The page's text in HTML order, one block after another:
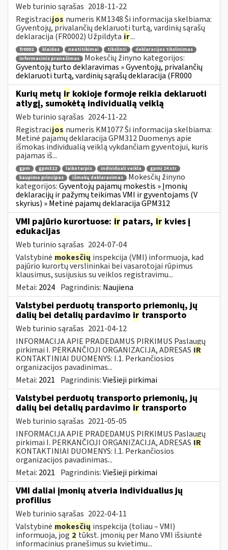
Web turinio sąrašas 2018-11-22
Registracijos numeris KM1348 Ši informacija skelbiama:
Gyventojų, privalančių deklaruoti turtą, vardinių sąrašų
deklaracija (FR0002) Užpildyta ir...
fr0002 klaidos neatitikimai tikslinti
deklaracijos tikslinimas
informacinis pranešimas
Mokesčių žinyno kategorijos:
Gyventojų turto deklaravimas » Gyventojų, privalančių
deklaruoti turtą, vardinių sąrašų deklaracija (FR000
Kurių metų ir kokioje formoje reikia deklaruoti
atlygį, sumokėtą individualią veiklą
Web turinio sąrašas 2024-11-22
Registracijos numeris KM1077 Ši informacija skelbiama:
Metinė pajamų deklaracija GPM312 Duomenys apie
išmokas individualią veiklą vykdančiam gyventojui, kuris
pajamas iš...
gpm gpm312 laikotarpis individuali veikla
gpmį 24 str
kaupimo principas
išmokų deklaravimas
Mokesčių žinyno
kategorijos:Gyventojų pajamų mokestis » Įmonių
deklaracijų ir pažymų teikimas VMI ir gyventojams (V
skyrius) » Metinė pajamų deklaracija GPM312
VMI pajūrio kurortuose: ir patars, ir kvies į
edukacijas
Web turinio sąrašas 2024-07-04
Valstybinė mokesčių inspekcija (VMI) informuoja, kad
pajūrio kurortų verslininkai bei vasarotojai rūpimus
klausimus, susijusius su veiklos registravimu...
Metai: 2024 Pagrindinis: Naujiena
Valstybei perduotų transporto priemonių, jų
dalių bei detalių pardavimo ir transporto
Web turinio sąrašas 2021-04-12
INFORMACIJA APIE PRADEDAMUS PIRKIMUS Paslaugų
pirkimai I. PERKANČIOJI ORGANIZACIJA, ADRESAS IR
KONTAKTINIAI DUOMENYS: I.1. Perkančiosios
organizacijos pavadinimas...
Metai: 2021 Pagrindinis:Viešieji pirkimai
Valstybei perduotų transporto priemonių, jų
dalių bei detalių pardavimo ir transporto
Web turinio sąrašas 2021-05-05
INFORMACIJA APIE PRADEDAMUS PIRKIMUS Paslaugų
pirkimai I. PERKANČIOJI ORGANIZACIJA, ADRESAS IR
KONTAKTINIAI DUOMENYS: I.1. Perkančiosios
organizacijos pavadinimas...
Metai: 2021 Pagrindinis:Viešieji pirkimai
VMI daliai įmonių atveria individualius jų
profilius
Web turinio sąrašas 2022-04-11
Valstybinė mokesčių inspekcija (toliau – VMI)
informuoja, jog2tūkst. įmonių per Mano VMI išsiuntė
informacinius pranešimus su kvietimu...